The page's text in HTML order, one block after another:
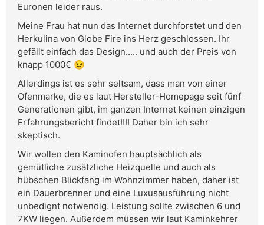
Euronen leider raus.
Meine Frau hat nun das Internet durchforstet und den
Herkulina von Globe Fire ins Herz geschlossen. Ihr
gefällt einfach das Design..... und auch der Preis von
knapp 1000€ 😉
Allerdings ist es sehr seltsam, dass man von einer
Ofenmarke, die es laut Hersteller-Homepage seit fünf
Generationen gibt, im ganzen Internet keinen einzigen
Erfahrungsbericht findet!!!! Daher bin ich sehr
skeptisch.
Wir wollen den Kaminofen hauptsächlich als
gemütliche zusätzliche Heizquelle und auch als
hübschen Blickfang im Wohnzimmer haben, daher ist
ein Dauerbrenner und eine Luxusausführung nicht
unbedignt notwendig. Leistung sollte zwischen 6 und
7KW liegen. Außerdem müssen wir laut Kaminkehrer